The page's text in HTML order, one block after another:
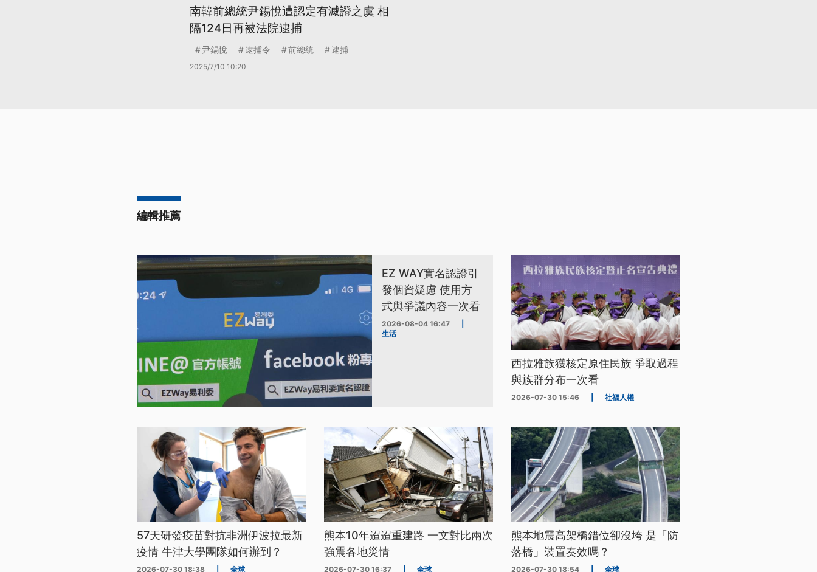
南韓前總統尹錫悅遭認定有滅證之虞 相
隔124日再被法院逮捕
尹錫悅 逮捕令 前總統 逮捕
2025/7/10 10:20
編輯推薦
EZ WAY實名認證引
發個資疑慮 使用方
式與爭議內容一次看
2026-08-04 16:47
生活
西拉雅族獲核定原住民族 爭取過程
與族群分布一次看
2026-07-30 15:46 社福人權
57天研發疫苗對抗非洲伊波拉最新
疫情 牛津大學團隊如何辦到？
2026-07-30 18:38 全球
熊本10年迢迢重建路 一文對比兩次
強震各地災情
2026-07-30 16:37 全球
熊本地震高架橋錯位卻沒垮 是「防
落橋」裝置奏效嗎？
2026-07-30 18:54 全球